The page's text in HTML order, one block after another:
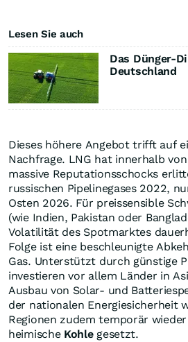
Lesen Sie auch
Das Dünger-
Deutschland
Dieses höhere Angebot trifft auf
Nachfrage. LNG hat innerhalb
massive Reputationsschocks
russischen Pipelinegases 2022,
Osten 2026. Für preissensible
(wie Indien, Pakistan oder
Volatilität des Spotmarktes
Folge ist eine beschleunigte
Gas. Unterstützt durch günstige
investieren vor allem Länder in
Ausbau von Solar- und
der nationalen Energiesicherheit
Regionen zudem temporär
heimische Kohlegesetzt.